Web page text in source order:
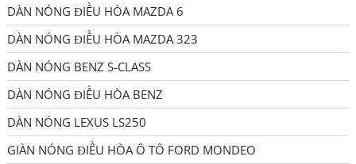
DÀN NÓNG ĐIỀU HÒA MAZDA 6
DÀN NÓNG ĐIỀU HÒA MAZDA 323
DÀN NÓNG BENZ S-CLASS
DÀN NÓNG ĐIỀU HÒA BENZ
DÀN NÓNG LEXUS LS250
GIÀN NÓNG ĐIỀU HÒA Ô TÔ FORD MONDEO